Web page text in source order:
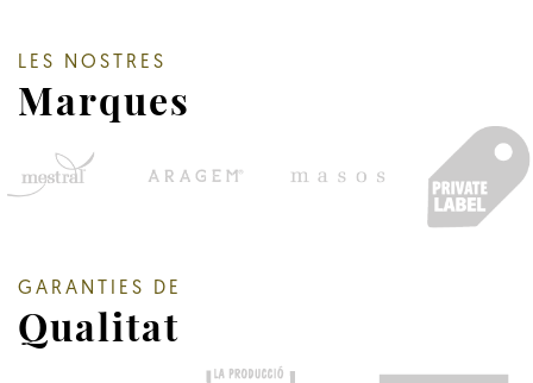
LES NOSTRES
Marques
GARANTIES DE
Qualitat